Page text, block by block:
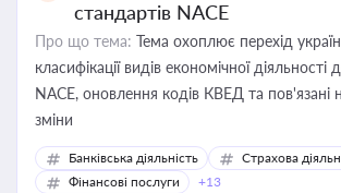
стандартів NACE
Про що тема: Тема охоплює перехід
класифікації видів економічної діяльності
NACE, оновлення кодів КВЕД та пов'язані
зміни
Банківська діяльність
Страхова
Фінансові послуги
+13